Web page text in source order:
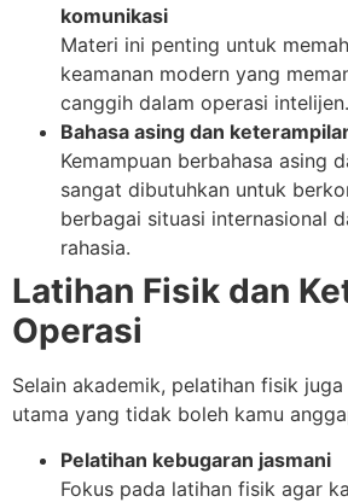
komunikasi
Materi ini penting untuk
keamanan modern yang
canggih dalam operasi intelijen.
Bahasa asing dan
Kemampuan berbahasa asing
sangat dibutuhkan untuk
berbagai situasi internasional
rahasia.
Latihan Fisik dan
Operasi
Selain akademik, pelatihan fisik
utama yang tidak boleh kamu
Pelatihan kebugaran jasmani
Fokus pada latihan fisik agar